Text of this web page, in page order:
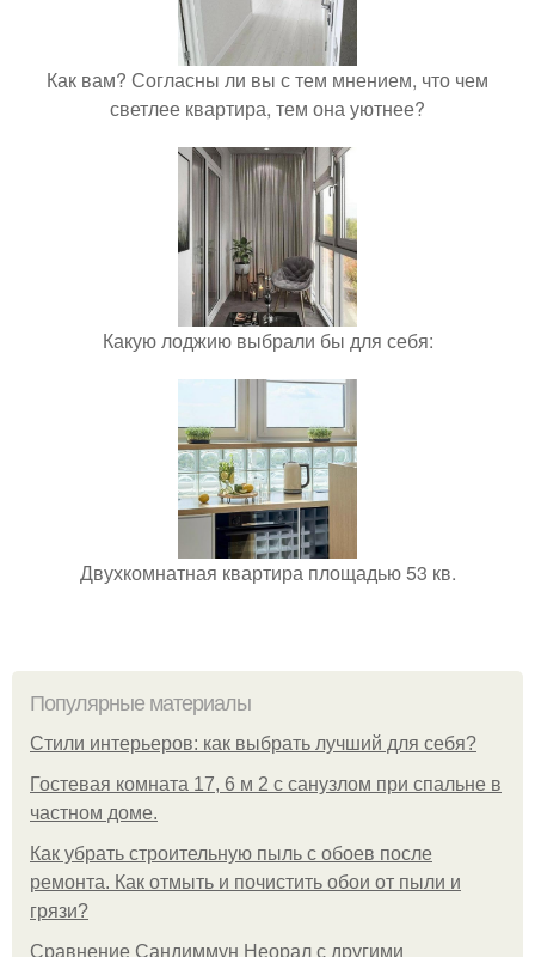
Как вам? Согласны ли вы с тем мнением, что чем
светлее квартира, тем она уютнее?
Какую лоджию выбрали бы для себя:
Двухкомнатная квартира площадью 53 кв.
Популярные материалы
Стили интерьеров: как выбрать лучший для себя?
Гостевая комната 17, 6 м 2 с санузлом при спальне в
частном доме.
Как убрать строительную пыль с обоев после
ремонта. Как отмыть и почистить обои от пыли и
грязи?
Сравнение Сандиммун Неорал с другими